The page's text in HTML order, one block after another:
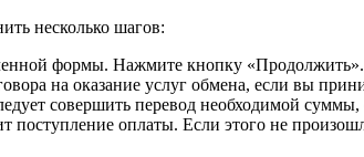
несколько шагов:
формы. Нажмите кнопку «Продолжить».
на оказание услуг обмена, если вы
совершить перевод необходимой
поступление оплаты. Если этого не